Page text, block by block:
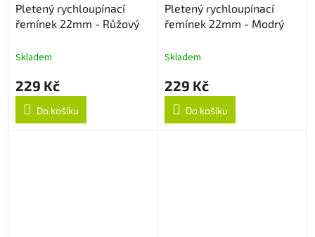
Pletený rychloupínací
řemínek 22mm - Růžový
Skladem
229 Kč
Do košíku
Pletený rychloupínací
řemínek 22mm - Modrý
Skladem
229 Kč
Do košíku